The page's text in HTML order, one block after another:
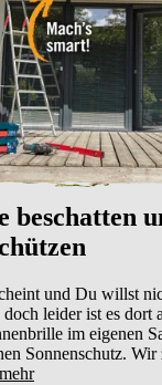
beschatten
und Du willst
doch leider ist es dort
im eigenen
Sonnenschutz.
mehr